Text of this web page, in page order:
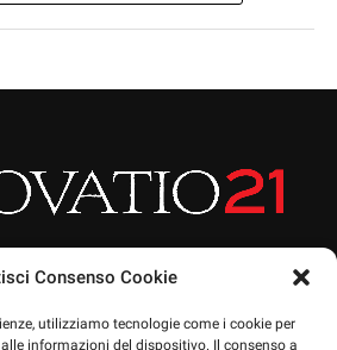
Consenso Cookie
utilizziamo tecnologie come i cookie per
informazioni del dispositivo. Il consenso a